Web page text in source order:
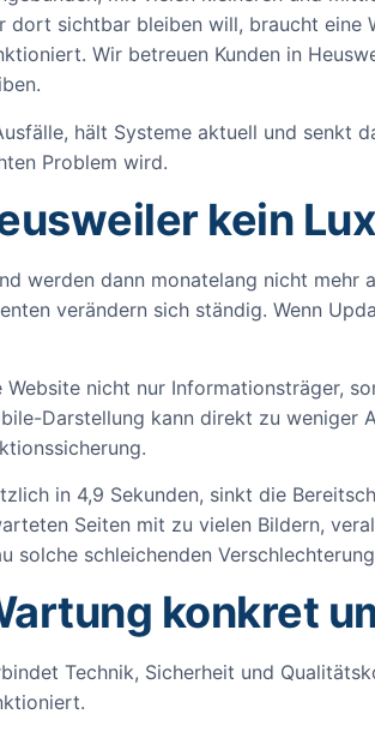
sichtbar bleiben will, braucht eine
Wir betreuen Kunden in
hält Systeme aktuell und senkt
Problem wird.
kein
werden dann monatelang nicht mehr
verändern sich ständig. Wenn
nicht nur Informationsträger,
Darstellung kann direkt zu weniger
in 4,9 Sekunden, sinkt die
Seiten mit zu vielen Bildern,
solche schleichenden
konkret
Technik, Sicherheit und